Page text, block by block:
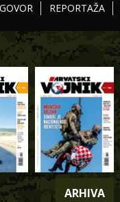
REPORTAŽA
ARHIVA